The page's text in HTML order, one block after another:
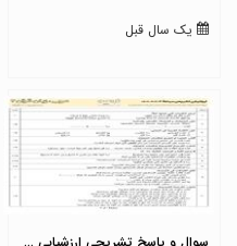
یک سال قبل